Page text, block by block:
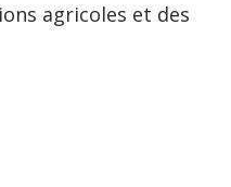
agricoles et des